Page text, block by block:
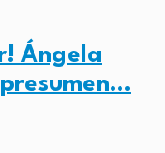
Ángela